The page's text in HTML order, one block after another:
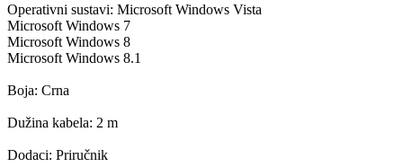
Operativni sustavi: Microsoft Windows Vista
Microsoft Windows 7
Microsoft Windows 8
Microsoft Windows 8.1
Boja: Crna
Dužina kabela: 2 m
Dodaci: Priručnik